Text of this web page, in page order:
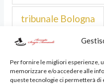
Per fornire le migliori esperienze,
memorizzare e/o accedere alle
queste tecnologie ci permetterà
tribunale Bologna
Tribunale Cremona
TRIBUNALE DI PAVIA